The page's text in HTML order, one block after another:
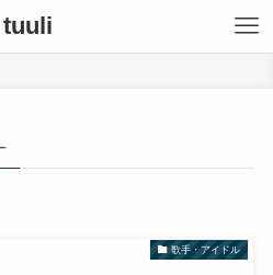
tuuli
歌手・アイドル